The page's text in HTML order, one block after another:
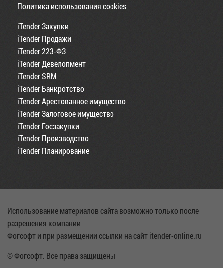
Политика использования cookies
iTender Закупки
iTender Продажи
iTender 223-ФЗ
iTender Девелопмент
iTender SRM
iTender Банкротство
iTender Арестованное имущество
iTender Залоговое имущество
iTender Госзакупки
iTender Производство
iTender Планирование
Использование материалов сайта возможно только после
разрешения компании
Фогсофт и при размещении ссылки на сайт itender-online.ru
© Фогсофт. Все права защищены